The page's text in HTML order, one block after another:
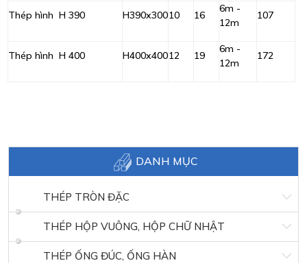
Thép hình H 390 H390x30010 16
6m -
12m
107
Thép hình H 400 H400x40012 19
6m -
12m
172
DANH MỤC
THÉP TRÒN ĐẶC
THÉP HỘP VUÔNG, HỘP CHỮ NHẬT
THÉP ỐNG ĐÚC, ỐNG HÀN